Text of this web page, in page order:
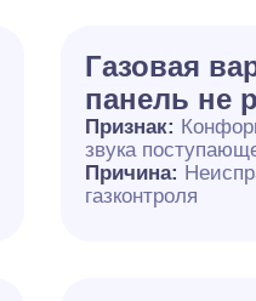
Газовая
панель не
Признак:
звука
Причина:
газконтроля